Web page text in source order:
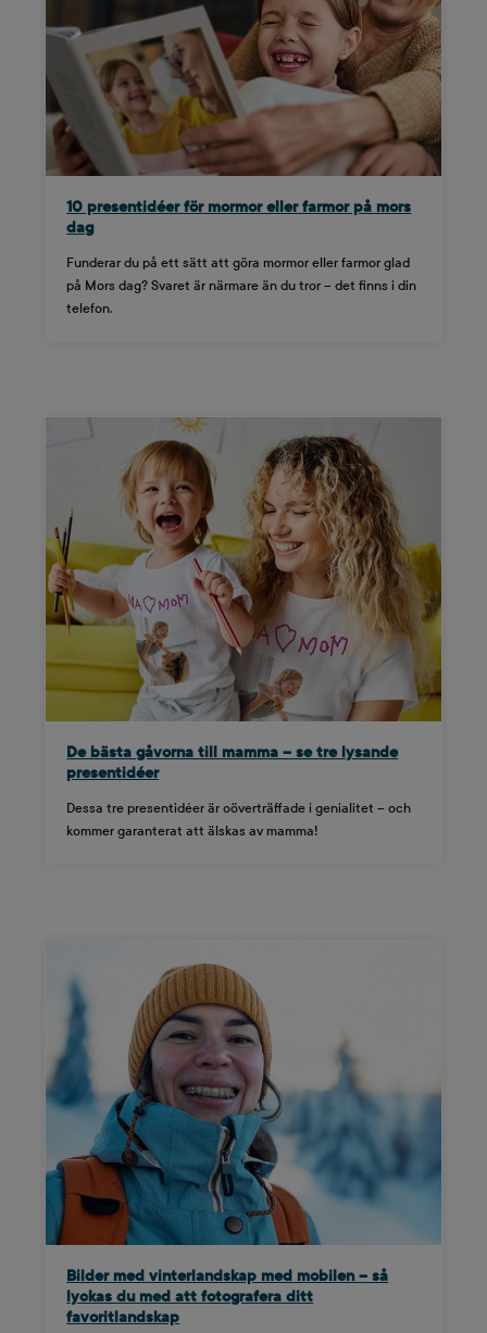
10 presentidéer för mormor eller farmor på mors
dag
Funderar du på ett sätt att göra mormor eller farmor glad
på Mors dag? Svaret är närmare än du tror – det finns i din
telefon.
De bästa gåvorna till mamma – se tre lysande
presentidéer
Dessa tre presentidéer är oöverträffade i genialitet – och
kommer garanterat att älskas av mamma!
Bilder med vinterlandskap med mobilen – så
lyckas du med att fotografera ditt
favoritlandskap